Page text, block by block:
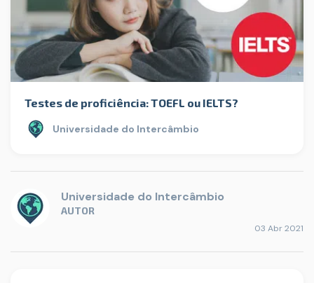
Testes de proficiência: TOEFL ou IELTS?
Universidade do Intercâmbio
Universidade do Intercâmbio
AUTOR
03 Abr 2021